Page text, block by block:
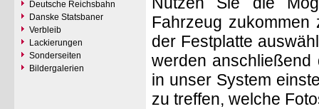
Deutsche Reichsbahn
Danske Statsbaner
Verbleib
Lackierungen
Sonderseiten
Bildergalerien
Fahrzeug
der Festplatte
werden anschließend
in unser System
zu treffen, welche